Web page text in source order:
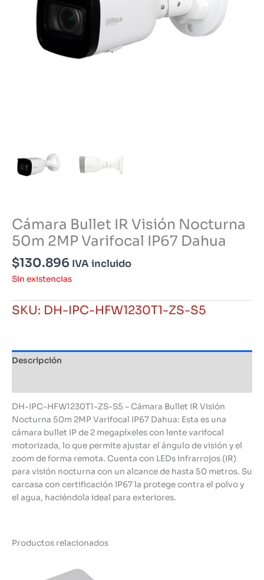
Cámara Bullet IR Visión Nocturna
50m 2MP Varifocal IP67 Dahua
$130.896 IVA incluido
Sin existencias
SKU: DH-IPC-HFW1230T1-ZS-S5
Descripción
DH-IPC-HFW1230T1-ZS-S5 – Cámara Bullet IR Visión
Nocturna 50m 2MP Varifocal IP67 Dahua: Esta es una
cámara bullet IP de 2 megapíxeles con lente varifocal
motorizada, lo que permite ajustar el ángulo de visión y el
zoom de forma remota. Cuenta con LEDs infrarrojos (IR)
para visión nocturna con un alcance de hasta 50 metros. Su
carcasa con certificación IP67 la protege contra el polvo y
el agua, haciéndola ideal para exteriores.
Productos relacionados